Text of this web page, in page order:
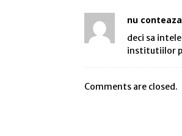
nu conteaza
deci sa
institutiilor
Comments are closed.